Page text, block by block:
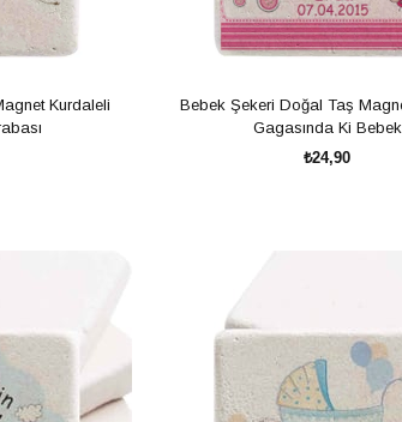
Kurdaleli
Bebek Şekeri Doğal Taş
Gagasında Ki Bebek
₺24,90